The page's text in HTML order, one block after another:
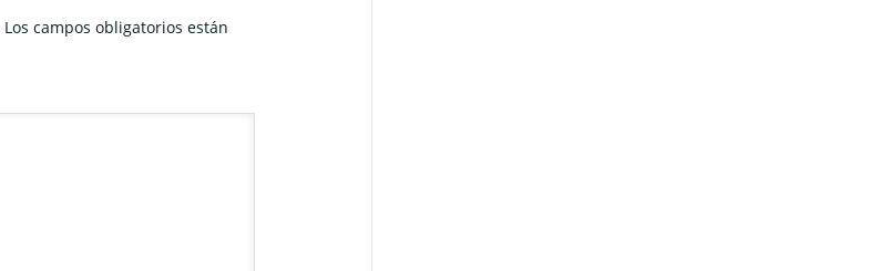
Los campos obligatorios están